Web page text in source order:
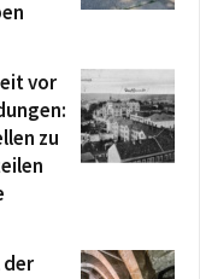
vor
zu
der